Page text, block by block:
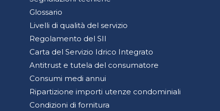
Glossario
Livelli di qualità del servizio
Regolamento del SII
Carta del Servizio Idrico Integrato
Antitrust e tutela del consumatore
Consumi medi annui
Ripartizione importi utenze condominiali
Condizioni di fornitura